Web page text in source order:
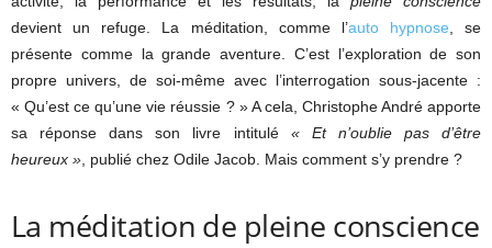
devient un refuge. La méditation, comme l’auto hypnose, se
présente comme la grande aventure. C’est l’exploration de son
propre univers, de soi-même avec l’interrogation sous-jacente :
« Qu’est ce qu’une vie réussie ? » A cela, Christophe André apporte
sa réponse dans son livre intitulé « Et n’oublie pas d’être
heureux », publié chez Odile Jacob. Mais comment s’y prendre ?
La méditation de pleine conscience